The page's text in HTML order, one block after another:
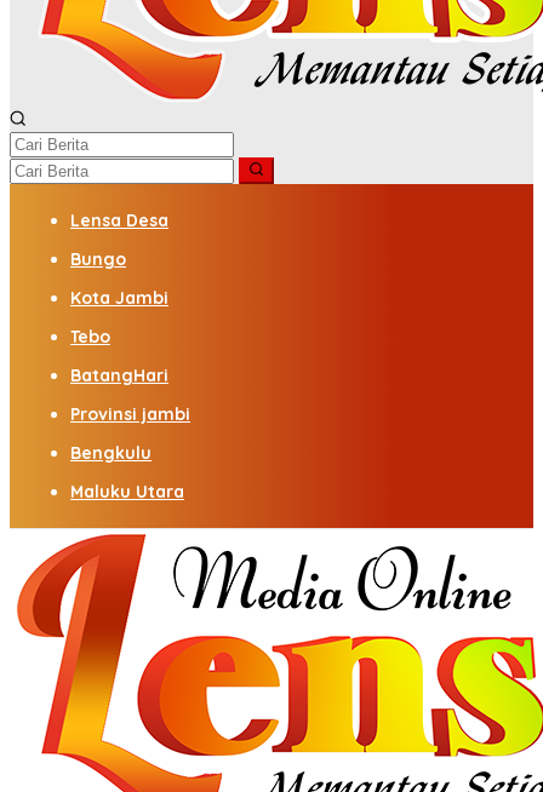
Lensa Desa
Bungo
Kota Jambi
Tebo
BatangHari
Provinsi jambi
Bengkulu
Maluku Utara